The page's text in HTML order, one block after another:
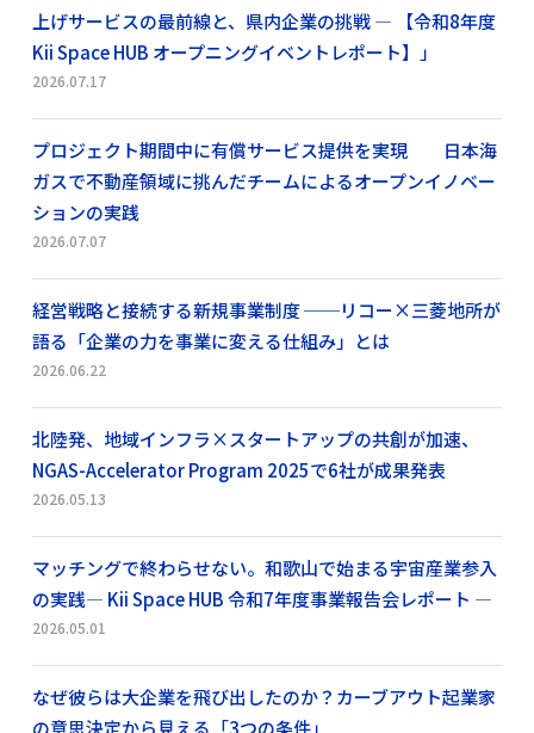
上げサービスの最前線と、県内企業の挑戦 ― 【令和8年度
Kii Space HUB オープニングイベントレポート】」
2026.07.17
プロジェクト期間中に有償サービス提供を実現 日本海
ガスで不動産領域に挑んだチームによるオープンイノベー
ションの実践
2026.07.07
経営戦略と接続する新規事業制度 ──リコー×三菱地所が
語る「企業の力を事業に変える仕組み」とは
2026.06.22
北陸発、地域インフラ×スタートアップの共創が加速、
NGAS-Accelerator Program 2025で6社が成果発表
2026.05.13
マッチングで終わらせない。和歌山で始まる宇宙産業参入
の実践― Kii Space HUB 令和7年度事業報告会レポート ―
2026.05.01
なぜ彼らは大企業を飛び出したのか？カーブアウト起業家